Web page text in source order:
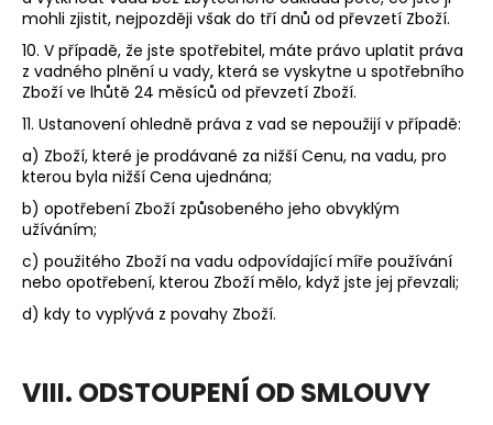
mohli zjistit, nejpozději však do tří dnů od převzetí Zboží.
10. V případě, že jste spotřebitel, máte právo uplatit práva
z vadného plnění u vady, která se vyskytne u spotřebního
Zboží ve lhůtě 24 měsíců od převzetí Zboží.
11. Ustanovení ohledně práva z vad se nepoužijí v případě:
a) Zboží, které je prodávané za nižší Cenu, na vadu, pro
kterou byla nižší Cena ujednána;
b) opotřebení Zboží způsobeného jeho obvyklým
užíváním;
c) použitého Zboží na vadu odpovídající míře používání
nebo opotřebení, kterou Zboží mělo, když jste jej převzali;
d) kdy to vyplývá z povahy Zboží.
VIII. ODSTOUPENÍ OD SMLOUVY